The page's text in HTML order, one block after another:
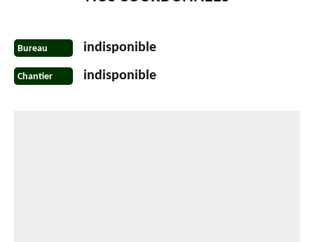
Bureau indisponible
Chantier indisponible